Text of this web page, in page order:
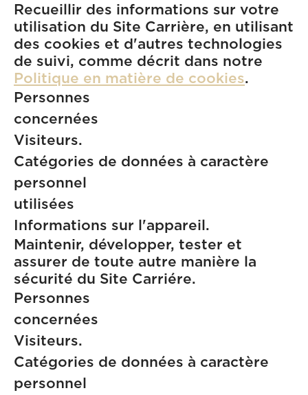
Recueillir des informations sur votre
utilisation du Site Carrière, en utilisant
des cookies et d'autres technologies
de suivi, comme décrit dans notre
Politique en matière de cookies.
Personnes
Visiteurs.
Catégories de données à caractère
personnel
Informations sur l'appareil.
Maintenir, développer, tester et
assurer de toute autre manière la
sécurité du Site Carriére.
Personnes
Visiteurs.
Catégories de données à caractère
personnel